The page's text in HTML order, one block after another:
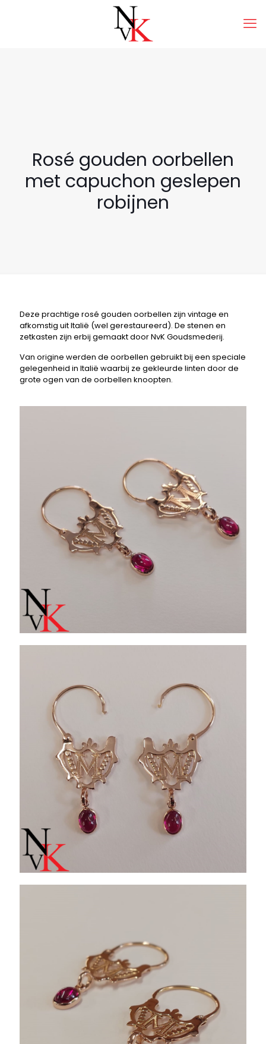
Rosé gouden oorbellen
met capuchon geslepen
robijnen
Deze prachtige rosé gouden oorbellen zijn vintage en
afkomstig uit Italië (wel gerestaureerd). De stenen en
zetkasten zijn erbij gemaakt door NvK Goudsmederij.
Van origine werden de oorbellen gebruikt bij een speciale
gelegenheid in Italië waarbij ze gekleurde linten door de
grote ogen van de oorbellen knoopten.